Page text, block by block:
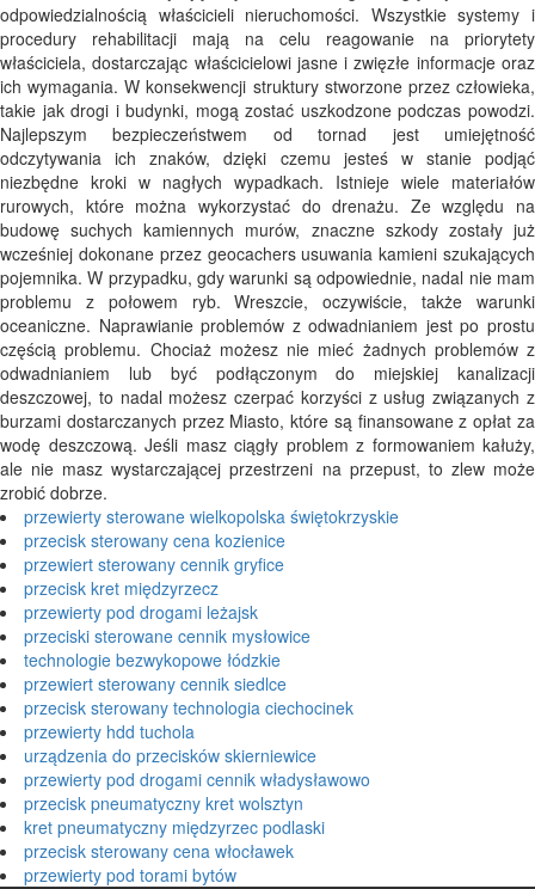
odpowiedzialnością właścicieli nieruchomości. Wszystkie systemy i
procedury rehabilitacji mają na celu reagowanie na priorytety
właściciela, dostarczając właścicielowi jasne i zwięzłe informacje oraz
ich wymagania. W konsekwencji struktury stworzone przez człowieka,
takie jak drogi i budynki, mogą zostać uszkodzone podczas powodzi.
Najlepszym bezpieczeństwem od tornad jest umiejętność
odczytywania ich znaków, dzięki czemu jesteś w stanie podjąć
niezbędne kroki w nagłych wypadkach. Istnieje wiele materiałów
rurowych, które można wykorzystać do drenażu. Ze względu na
budowę suchych kamiennych murów, znaczne szkody zostały już
wcześniej dokonane przez geocachers usuwania kamieni szukających
pojemnika. W przypadku, gdy warunki są odpowiednie, nadal nie mam
problemu z połowem ryb. Wreszcie, oczywiście, także warunki
oceaniczne. Naprawianie problemów z odwadnianiem jest po prostu
częścią problemu. Chociaż możesz nie mieć żadnych problemów z
odwadnianiem lub być podłączonym do miejskiej kanalizacji
deszczowej, to nadal możesz czerpać korzyści z usług związanych z
burzami dostarczanych przez Miasto, które są finansowane z opłat za
wodę deszczową. Jeśli masz ciągły problem z formowaniem kałuży,
ale nie masz wystarczającej przestrzeni na przepust, to zlew może
zrobić dobrze.
przewierty sterowane wielkopolska świętokrzyskie
przecisk sterowany cena kozienice
przewiert sterowany cennik gryfice
przecisk kret międzyrzecz
przewierty pod drogami leżajsk
przeciski sterowane cennik mysłowice
technologie bezwykopowe łódzkie
przewiert sterowany cennik siedlce
przecisk sterowany technologia ciechocinek
przewierty hdd tuchola
urządzenia do przecisków skierniewice
przewierty pod drogami cennik władysławowo
przecisk pneumatyczny kret wolsztyn
kret pneumatyczny międzyrzec podlaski
przecisk sterowany cena włocławek
przewierty pod torami bytów